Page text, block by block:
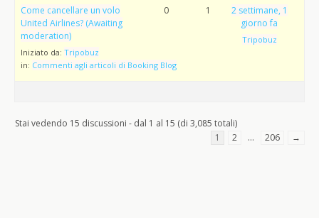
Come cancellare un volo
United Airlines? (Awaiting
moderation)
Iniziato da: Tripobuz
in: Commenti agli articoli di Booking Blog
0 1
2 settimane, 1
giorno fa
Tripobuz
Stai vedendo 15 discussioni - dal 1 al 15 (di 3,085 totali)
1
2 … 206 →